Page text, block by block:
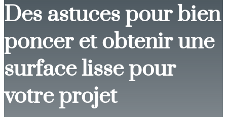
Des astuces pour bien
poncer et obtenir une
surface lisse pour
votre projet